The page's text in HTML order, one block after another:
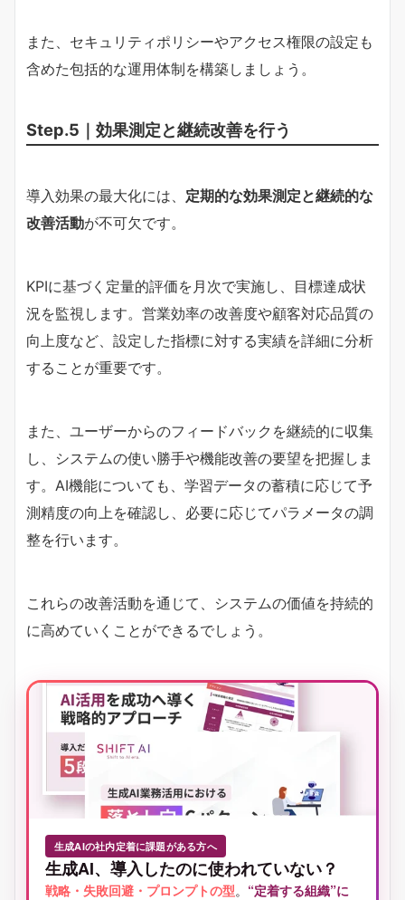
また、セキュリティポリシーやアクセス権限の設定も
含めた包括的な運用体制を構築しましょう。
Step.5｜効果測定と継続改善を行う
導入効果の最大化には、 定期的な効果測定と継続的な
改善活動が不可欠です。
KPIに基づく定量的評価を月次で実施し、目標達成状
況を監視します。営業効率の改善度や顧客対応品質の
向上度など、設定した指標に対する実績を詳細に分析
することが重要です。
また、ユーザーからのフィードバックを継続的に収集
し、システムの使い勝手や機能改善の要望を把握しま
す。AI機能についても、学習データの蓄積に応じて予
測精度の向上を確認し、必要に応じてパラメータの調
整を行います。
これらの改善活動を通じて、システムの価値を持続的
に高めていくことができるでしょう。
生成AIの社内定着に課題がある方へ
生成AI、導入したのに使われていない？
戦略・失敗回避・プロンプトの型。 “定着する組織”に